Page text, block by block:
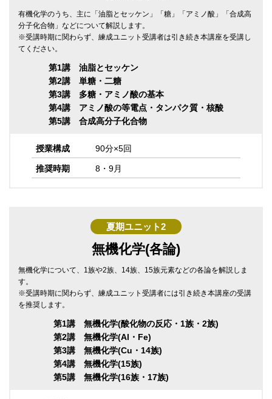
有機化学のうち、主に「油脂とセッケン」「糖」「アミノ酸」「合成高
分子化合物」などについて解説します。
※受講時期に関わらず、練成ユニット受講者は引き続き本講座を受講し
てください。
第1講 油脂とセッケン
第2講 単糖・二糖
第3講 多糖・アミノ酸の基本
第4講 アミノ酸の等電点・タンパク質・核酸
第5講 合成高分子化合物
授業構成 90分×5回
推奨時期 8・9月
夏期ユニット2
無機化学(各論)
無機化学について、1族や2族、14族、15族元素などの各論を解説しま
す。
※受講時期に関わらず、練成ユニット受講者には引き続き本講座の受講
を推奨します。
第1講 無機化学(酸化物の反応・1族・2族)
第2講 無機化学(Al・Fe)
第3講 無機化学(Cu・14族)
第4講 無機化学(15族)
第5講 無機化学(16族・17族)